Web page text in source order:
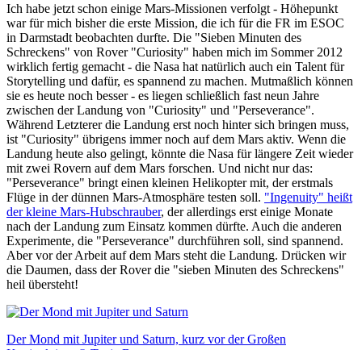
Ich habe jetzt schon einige Mars-Missionen verfolgt - Höhepunkt
war für mich bisher die erste Mission, die ich für die FR im ESOC
in Darmstadt beobachten durfte. Die "Sieben Minuten des
Schreckens" von Rover "Curiosity" haben mich im Sommer 2012
wirklich fertig gemacht - die Nasa hat natürlich auch ein Talent für
Storytelling und dafür, es spannend zu machen. Mutmaßlich können
sie es heute noch besser - es liegen schließlich fast neun Jahre
zwischen der Landung von "Curiosity" und "Perseverance".
Während Letzterer die Landung erst noch hinter sich bringen muss,
ist "Curiosity" übrigens immer noch auf dem Mars aktiv. Wenn die
Landung heute also gelingt, könnte die Nasa für längere Zeit wieder
mit zwei Rovern auf dem Mars forschen. Und nicht nur das:
"Perseverance" bringt einen kleinen Helikopter mit, der erstmals
Flüge in der dünnen Mars-Atmosphäre testen soll. "Ingenuity" heißt
der kleine Mars-Hubschrauber, der allerdings erst einige Monate
nach der Landung zum Einsatz kommen dürfte. Auch die anderen
Experimente, die "Perseverance" durchführen soll, sind spannend.
Aber vor der Arbeit auf dem Mars steht die Landung. Drücken wir
die Daumen, dass der Rover die "sieben Minuten des Schreckens"
heil übersteht!
Der Mond mit Jupiter und Saturn, kurz vor der Großen